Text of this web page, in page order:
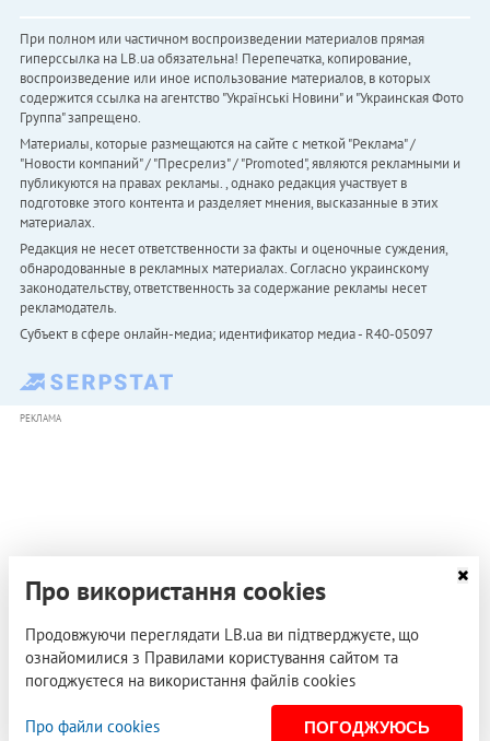
При полном или частичном воспроизведении материалов прямая
гиперссылка на LB.ua обязательна! Перепечатка, копирование,
воспроизведение или иное использование материалов, в которых
содержится ссылка на агентство "Українськi Новини" и "Украинская Фото
Группа" запрещено.
Материалы, которые размещаются на сайте с меткой "Реклама" /
"Новости компаний" / "Пресрелиз" / "Promoted", являются рекламными и
публикуются на правах рекламы. , однако редакция участвует в
подготовке этого контента и разделяет мнения, высказанные в этих
материалах.
Редакция не несет ответственности за факты и оценочные суждения,
обнародованные в рекламных материалах. Согласно украинскому
законодательству, ответственность за содержание рекламы несет
рекламодатель.
Субъект в сфере онлайн-медиа; идентификатор медиа - R40-05097
РЕКЛАМА
Про використання cookies
Продовжуючи переглядати LB.ua ви підтверджуєте, що
ознайомилися з Правилами користування сайтом та
погоджуєтеся на використання файлів cookies
Про файли cookies ПОГОДЖУЮСЬ